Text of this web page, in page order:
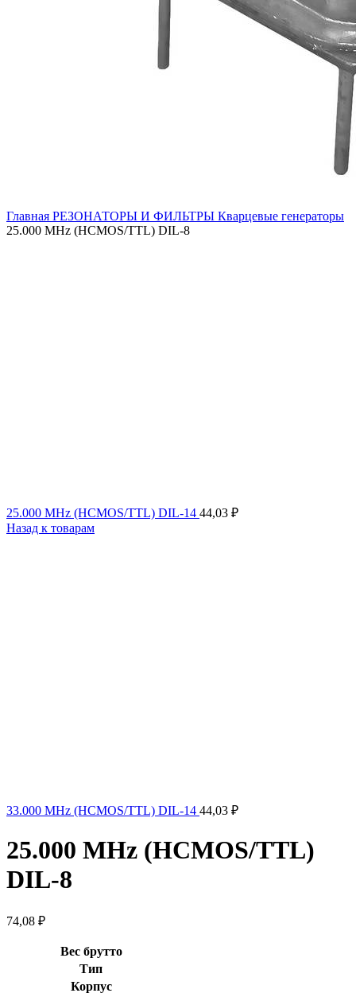
Главная РЕЗОНАТОРЫ И ФИЛЬТРЫ Кварцевые генераторы
25.000 MHz (HCMOS/TTL) DIL-8
25.000 MHz (HCMOS/TTL) DIL-14 44,03 ₽
Назад к товарам
33.000 MHz (HCMOS/TTL) DIL-14 44,03 ₽
25.000 MHz (HCMOS/TTL)
DIL-8
74,08 ₽
Вес брутто
Тип
Корпус